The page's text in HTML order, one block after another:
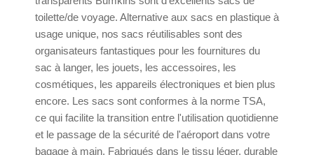
toilette/de voyage. Alternative aux sacs en plastique à
usage unique, nos sacs réutilisables sont des
organisateurs fantastiques pour les fournitures du
sac à langer, les jouets, les accessoires, les
cosmétiques, les appareils électroniques et bien plus
encore. Les sacs sont conformes à la norme TSA,
ce qui facilite la transition entre l'utilisation quotidienne
et le passage de la sécurité de l'aéroport dans votre
bagage à main. Fabriqués dans le tissu léger, durable